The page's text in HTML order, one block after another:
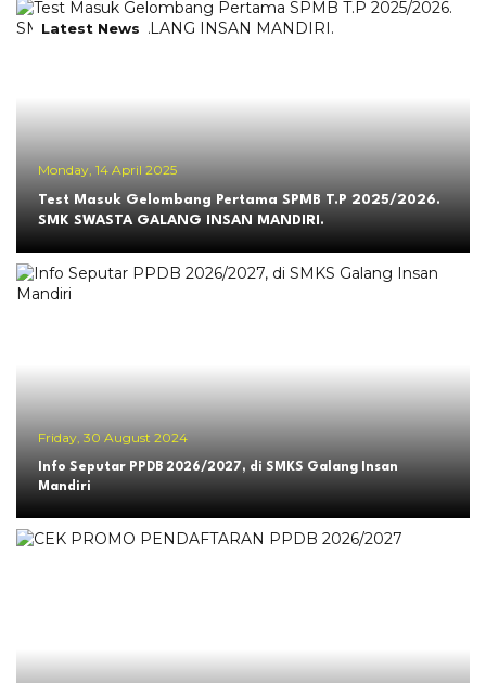
Latest News
Monday, 14 April 2025
Test Masuk Gelombang Pertama SPMB T.P 2025/2026.
SMK SWASTA GALANG INSAN MANDIRI.
Friday, 30 August 2024
Info Seputar PPDB 2026/2027, di SMKS Galang Insan
Mandiri